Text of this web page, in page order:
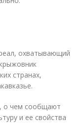
охватывающий
странах,
о чем сообщают
и ее свойства